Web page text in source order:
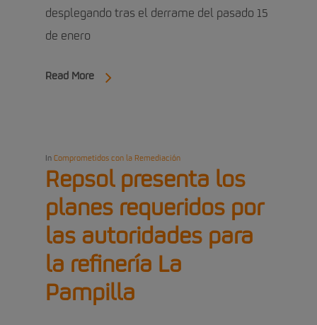
desplegando tras el derrame del pasado 15
de enero
Read More
In Comprometidos con la Remediación
Repsol presenta los
planes requeridos por
las autoridades para
la refinería La
Pampilla